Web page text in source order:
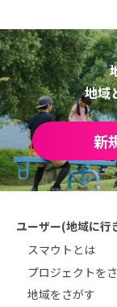
地域
新
ユーザー(地域に行
スマウトとは
プロジェクトを
地域をさがす